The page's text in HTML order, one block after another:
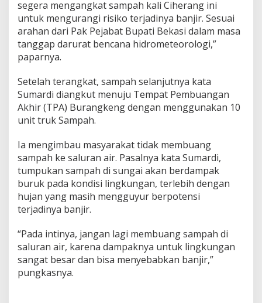
segera mengangkat sampah kali Ciherang ini
untuk mengurangi risiko terjadinya banjir. Sesuai
arahan dari Pak Pejabat Bupati Bekasi dalam masa
tanggap darurat bencana hidrometeorologi,”
paparnya.
Setelah terangkat, sampah selanjutnya kata
Sumardi diangkut menuju Tempat Pembuangan
Akhir (TPA) Burangkeng dengan menggunakan 10
unit truk Sampah.
Ia mengimbau masyarakat tidak membuang
sampah ke saluran air. Pasalnya kata Sumardi,
tumpukan sampah di sungai akan berdampak
buruk pada kondisi lingkungan, terlebih dengan
hujan yang masih mengguyur berpotensi
terjadinya banjir.
“Pada intinya, jangan lagi membuang sampah di
saluran air, karena dampaknya untuk lingkungan
sangat besar dan bisa menyebabkan banjir,”
pungkasnya.